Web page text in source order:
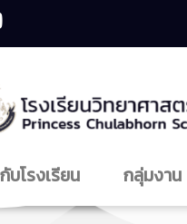
บโรงเรียน กลุ่มงาน